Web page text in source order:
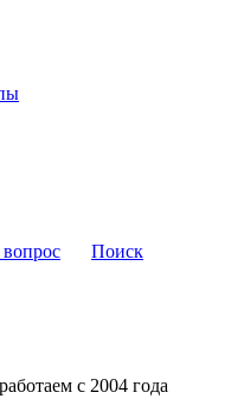
вопрос Поиск
работаем с 2004 года